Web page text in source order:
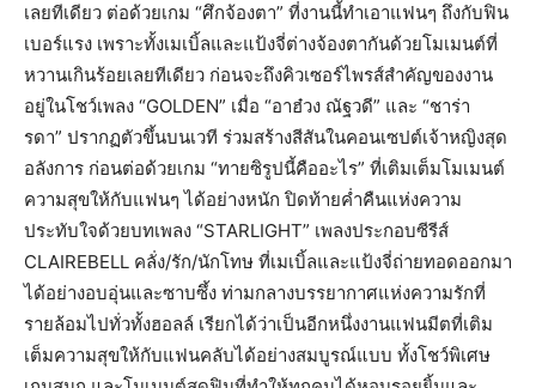
เลยทีเดียว ต่อด้วยเกม “ศึกจ้องตา” ที่งานนี้ทำเอาแฟนๆ ถึงกับฟิน
เบอร์แรง เพราะทั้งเมเบิ้ลและแป้งจี่ต่างจ้องตากันด้วยโมเมนต์ที่
หวานเกินร้อยเลยทีเดียว ก่อนจะถึงคิวเซอร์ไพรส์สำคัญของงาน
อยู่ในโชว์เพลง “GOLDEN” เมื่อ “อาฮ๋วง ณัฐวดี” และ “ชาร่า
รดา” ปรากฏตัวขึ้นบนเวที ร่วมสร้างสีสันในคอนเซปต์เจ้าหญิงสุด
อลังการ ก่อนต่อด้วยเกม “ทายซิรูปนี้คืออะไร” ที่เติมเต็มโมเมนต์
ความสุขให้กับแฟนๆ ได้อย่างหนัก ปิดท้ายค่ำคืนแห่งความ
ประทับใจด้วยบทเพลง “STARLIGHT” เพลงประกอบซีรีส์
CLAIREBELL คลั่ง/รัก/นักโทษ ที่เมเบิ้ลและแป้งจี่ถ่ายทอดออกมา
ได้อย่างอบอุ่นและซาบซึ้ง ท่ามกลางบรรยากาศแห่งความรักที่
รายล้อมไปทั่วทั้งฮอลล์ เรียกได้ว่าเป็นอีกหนึ่งงานแฟนมีตที่เติม
เต็มความสุขให้กับแฟนคลับได้อย่างสมบูรณ์แบบ ทั้งโชว์พิเศษ